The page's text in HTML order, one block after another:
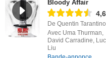
Bloody Affair
4,6
De Quentin Tarantino
Avec Uma Thurman,
David Carradine,
Liu